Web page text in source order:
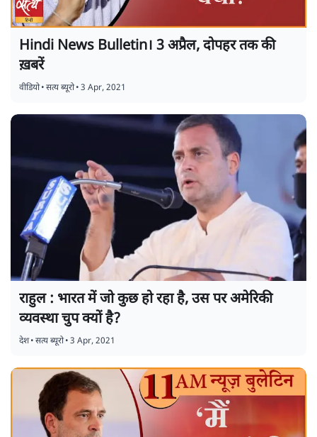
Hindi News Bulletin। 3 अप्रैल, दोपहर तक की
ख़बरें
वीडियो•सत्य ब्यूरो•3 Apr, 2021
राहुल : भारत में जो कुछ हो रहा है, उस पर अमेरिकी
व्यवस्था चुप क्यों है?
देश•सत्य ब्यूरो•3 Apr, 2021